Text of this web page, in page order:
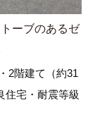
ーブのあるゼ
2階建て（約31
住宅・耐震等級